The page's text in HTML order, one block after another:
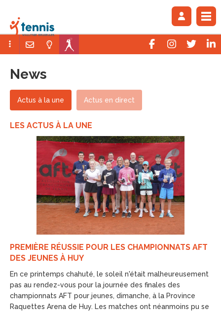
News
Actus à la une Actus en direct
LES ACTUS À LA UNE
PREMIÈRE RÉUSSIE POUR LES CHAMPIONNATS AFT
DES JEUNES À HUY
En ce printemps chahuté, le soleil n'était malheureusement
pas au rendez-vous pour la journée des finales des
championnats AFT pour jeunes, dimanche, à la Province
Raquettes Arena de Huy. Les matches ont néanmoins pu se